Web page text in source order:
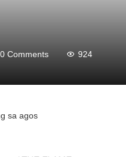
0 Comments 924
sa agos